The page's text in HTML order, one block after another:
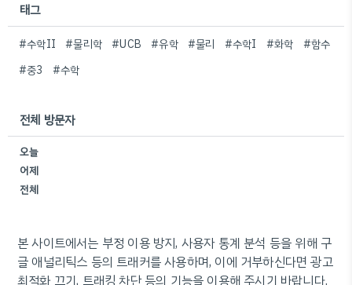
태그
#수학II #물리학 #UCB #유학 #물리 #수학I #화학
#함수
#중3
#수학
전체 방문자
오늘
어제
전체
본 사이트에서는 부정 이용 방지, 사용자 통계 분석 등을 위해 구
글 애널리틱스 등의 트래커를 사용하며, 이에 거부하신다면 광고
최적화 끄기, 트래킹 차단 등의 기능을 이용해 주시기 바랍니다.